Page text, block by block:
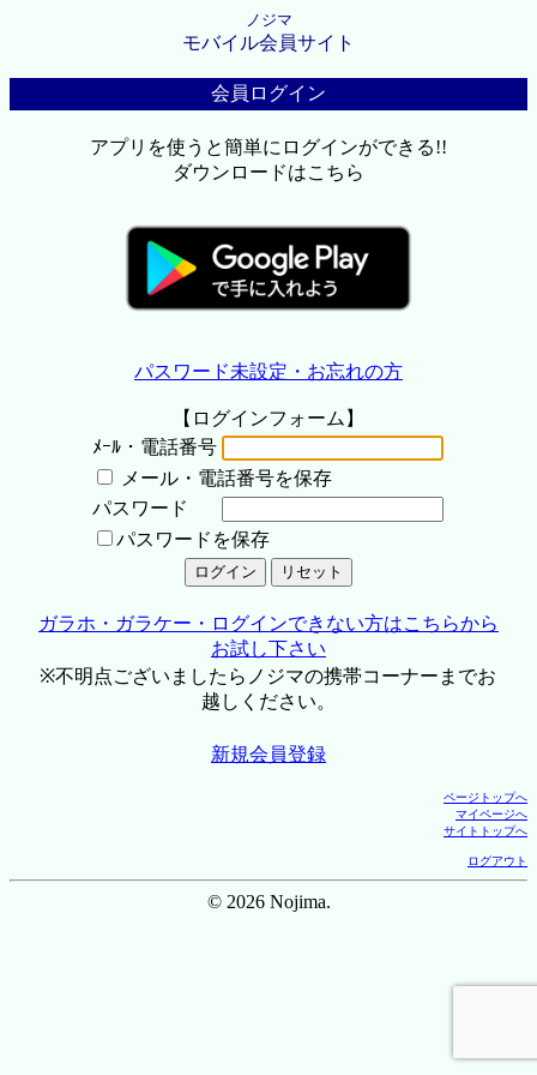
ノジマ
モバイル会員サイト
会員ログイン
アプリを使うと簡単にログインができる!!
ダウンロードはこちら
パスワード未設定・お忘れの方
【ログインフォーム】
ﾒｰﾙ・電話番号
メール・電話番号を保存
パスワード
パスワードを保存
ガラホ・ガラケー・ログインできない方はこちらから
お試し下さい
※不明点ございましたらノジマの携帯コーナーまでお
越しください。
新規会員登録
ページトップへ
マイページへ
サイトトップへ
ログアウト
© 2026 Nojima.